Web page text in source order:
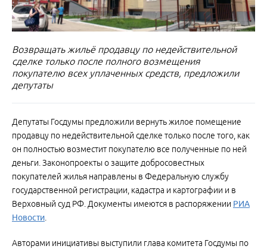
Возвращать жильё продавцу по недействительной
сделке только после полного возмещения
покупателю всех уплаченных средств, предложили
депутаты
Депутаты Госдумы предложили вернуть жилое помещение
продавцу по недействительной сделке только после того, как
он полностью возместит покупателю все полученные по ней
деньги. Законопроекты о защите добросовестных
покупателей жилья направлены в Федеральную службу
государственной регистрации, кадастра и картографии и в
Верховный суд РФ. Документы имеются в распоряжении РИА
Новости.
Авторами инициативы выступили глава комитета Госдумы по